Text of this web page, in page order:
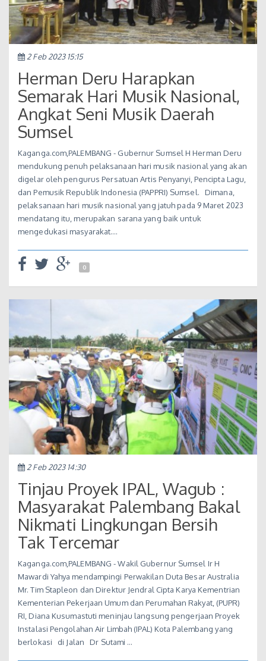
2 Feb 2023 15:15
Herman Deru Harapkan
Semarak Hari Musik Nasional,
Angkat Seni Musik Daerah
Sumsel
Kaganga.com,PALEMBANG - Gubernur Sumsel H Herman Deru
mendukung penuh pelaksanaan hari musik nasional yang akan
digelar oleh pengurus Persatuan Artis Penyanyi, Pencipta Lagu,
dan Pemusik Republik Indonesia (PAPPRI) Sumsel. Dimana,
pelaksanaan hari musik nasional yang jatuh pada 9 Maret 2023
mendatang itu, merupakan sarana yang baik untuk
mengedukasi masyarakat.…
0
2 Feb 2023 14:30
Tinjau Proyek IPAL, Wagub :
Masyarakat Palembang Bakal
Nikmati Lingkungan Bersih
Tak Tercemar
Kaganga.com,PALEMBANG - Wakil Gubernur Sumsel Ir H
Mawardi Yahya mendampingi Perwakilan Duta Besar Australia
Mr. Tim Stapleon dan Direktur Jendral Cipta Karya Kementrian
Kementerian Pekerjaan Umum dan Perumahan Rakyat, (PUPR)
RI, Diana Kusumastuti meninjau langsung pengerjaan Proyek
Instalasi Pengolahan Air Limbah (IPAL) Kota Palembang yang
berlokasi di Jalan Dr Sutami …